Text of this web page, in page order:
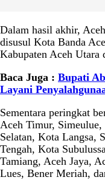
Dalam hasil akhir,
disusul Kota Banda
Kabupaten Aceh Utara
Baca Juga : Bupati
Layani
Sementara peringkat
Aceh Timur,
Selatan, Kota Langsa,
Tengah, Kota
Tamiang, Aceh Jaya,
Lues, Bener Meriah,